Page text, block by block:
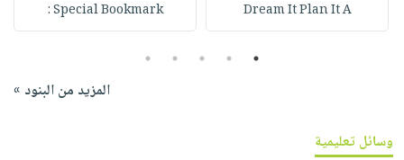
Dream It Plan It A
Special Bookmark :
1
2
3
4
5
المزيد من البنود »
وسائل تعليمية